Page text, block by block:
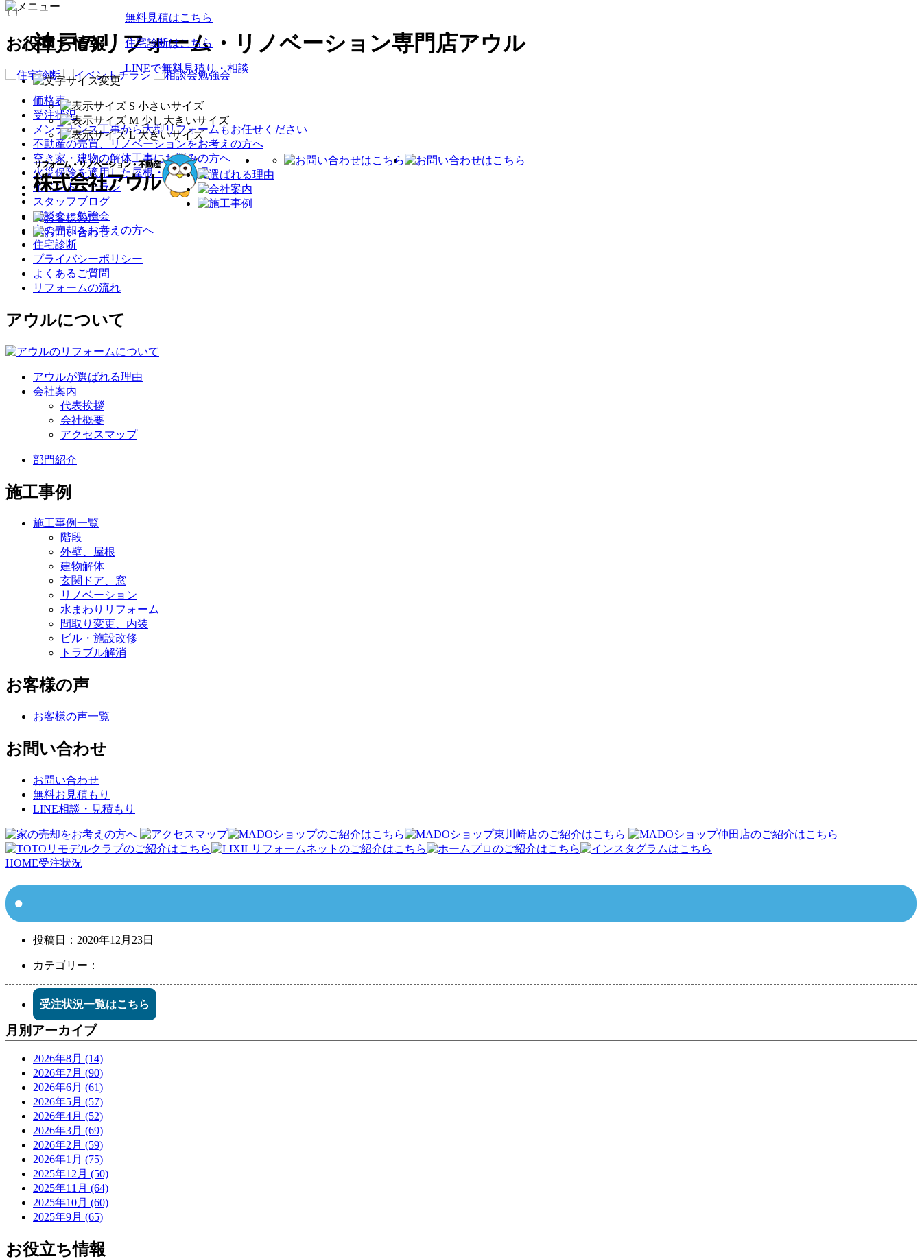
神戸のリフォーム・リノベーション専門店アウル
お役立ち情報
価格表
受注状況
メンテナンス工事から大型リフォームもお任せください
不動産の売買、リノベーションをお考えの方へ
空き家・建物の解体工事にお悩みの方へ
火災保険を適用した屋根・外壁修理
イベント・チラシ
スタッフブログ
相談会・勉強会
家の売却をお考えの方へ
住宅診断
プライバシーポリシー
よくあるご質問
リフォームの流れ
アウルについて
アウルが選ばれる理由
会社案内
代表挨拶
会社概要
アクセスマップ
部門紹介
施工事例
施工事例一覧
階段
外壁、屋根
建物解体
玄関ドア、窓
リノベーション
水まわりリフォーム
間取り変更、内装
ビル・施設改修
トラブル解消
お客様の声
お客様の声一覧
お問い合わせ
お問い合わせ
無料お見積もり
LINE相談・見積もり
無料見積はこちら
住宅診断はこちら
LINEで無料見積り・相談
HOME受注状況
投稿日： 2020年12月23日
カテゴリー：
受注状況一覧はこちら
月別アーカイブ
2026年8月 (14)
2026年7月 (90)
2026年6月 (61)
2026年5月 (57)
2026年4月 (52)
2026年3月 (69)
2026年2月 (59)
2026年1月 (75)
2025年12月 (50)
2025年11月 (64)
2025年10月 (60)
2025年9月 (65)
お役立ち情報